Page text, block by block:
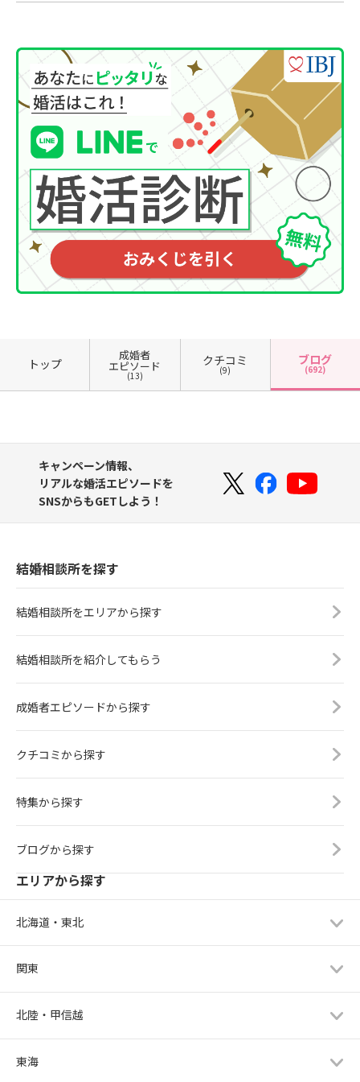
トップ
成婚者
エピソード
(13)
クチコミ
(9)
ブログ
(692)
キャンペーン情報、
リアルな婚活エピソードを
SNSからもGETしよう！
結婚相談所を探す
結婚相談所をエリアから探す
結婚相談所を紹介してもらう
成婚者エピソードから探す
クチコミから探す
特集から探す
ブログから探す
エリアから探す
北海道・東北
関東
北陸・甲信越
東海